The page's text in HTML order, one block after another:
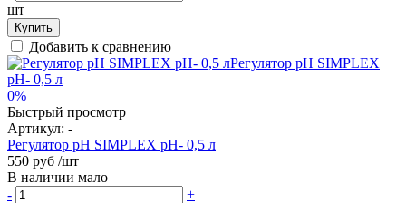
шт
Купить
Добавить к сравнению
0%
Быстрый просмотр
Артикул: -
Регулятор pH SIMPLEX pH- 0,5 л
550 руб /шт
В наличии мало
-
+